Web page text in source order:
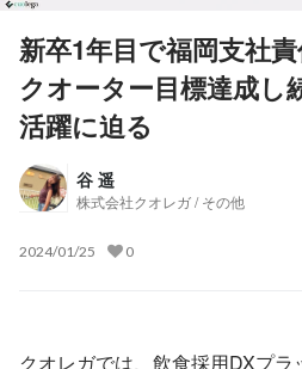
新卒1年目で福岡支社
クオーター目標達成し
活躍に迫る
谷 遥
株式会社クオレガ / その他
2024/01/25 0
クオレガでは、飲食採用DXプラ